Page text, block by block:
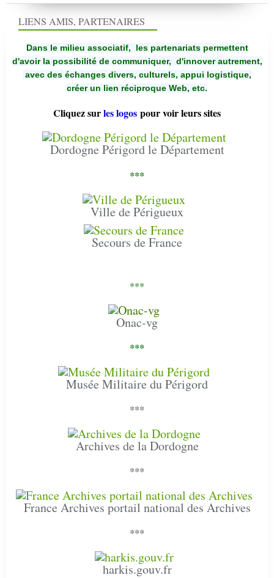
LIENS AMIS, PARTENAIRES
Dans le milieu associatif, les partenariats permettent
d'avoir la possibilité de communiquer, d'innover autrement,
avec des échanges divers, culturels, appui logistique,
créer un lien réciproque Web, etc.
Cliquez surles logos pour voir leurs sites
Dordogne Périgord le Département
***
Ville de Périgueux
Secours de France
***
Onac-vg
***
Musée Militaire du Périgord
***
Archives de la Dordogne
***
France Archives portail national des Archives
***
harkis.gouv.fr